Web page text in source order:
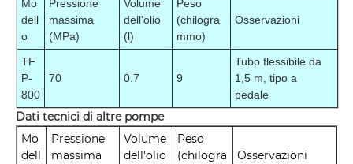
Mo
dell
o
Pressione
massima
(MPa)
Volume
dell'olio
(l)
Peso
(chilogra
mmo)
Osservazioni
TF
P-
800
70 0.7 9
Tubo flessibile da
1,5 m, tipo a
pedale
Dati tecnici di altre pompe
Mo
dell
Pressione
massima
Volume
dell'olio
Peso
(chilogra
Osservazioni